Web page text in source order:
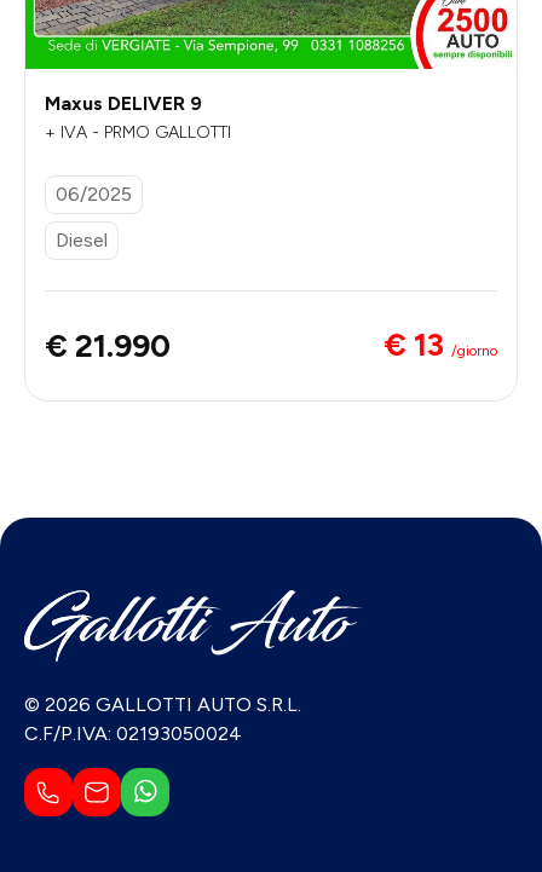
Maxus DELIVER 9
+ IVA - PRMO GALLOTTI
06/2025
Diesel
€ 21.990 € 13 /giorno
© 2026 GALLOTTI AUTO S.R.L.
C.F/P.IVA: 02193050024